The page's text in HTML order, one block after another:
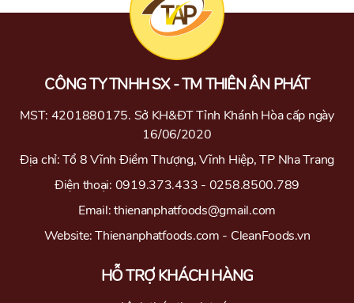
CÔNG TY TNHH SX - TM THIÊN ÂN PHÁT
MST: 4201880175. Sở KH&ĐT Tỉnh Khánh Hòa cấp ngày
16/06/2020
Địa chỉ: Tổ 8 Vĩnh Điềm Thượng, Vĩnh Hiệp, TP Nha Trang
Điện thoại: 0919.373.433 - 0258.8500.789
Email: thienanphatfoods@gmail.com
Website: Thienanphatfoods.com - CleanFoods.vn
HỖ TRỢ KHÁCH HÀNG